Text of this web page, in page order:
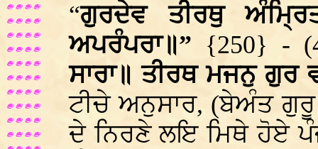
“ਗੁਰਦੇਵ ਤੀਰਥੁ
ਅਪਰੰਪਰਾ॥” {250} -
ਸਾਰਾ॥ ਤੀਰਥ ਮਜਨੁ ਗੁਰ
ਟੀਚੇ ਅਨੁਸਾਰ, (ਬੇਅੰਤ ਗੁਰੂ
ਦੇ ਨਿਰਣੇ ਲਇ ਮਿਥੇ ਹੋਏ